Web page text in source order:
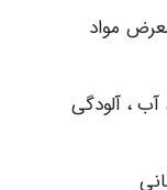
مواد
، آلودگی